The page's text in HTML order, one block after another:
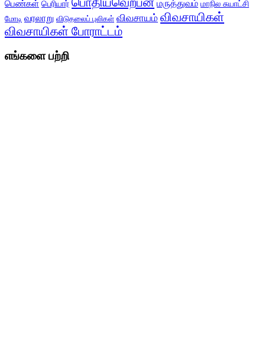
பெண்கள் பெரியார் மருத்துவம் மாநில சுயாட்சி
மோடி வரலாறு விடுதலைப் புலிகள் விவசாயம் விவசாயிகள்
விவசாயிகள் போராட்டம்
எங்களை பற்றி